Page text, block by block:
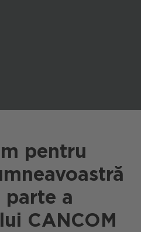
SE
Austria
pentru
parte a
CANCOM